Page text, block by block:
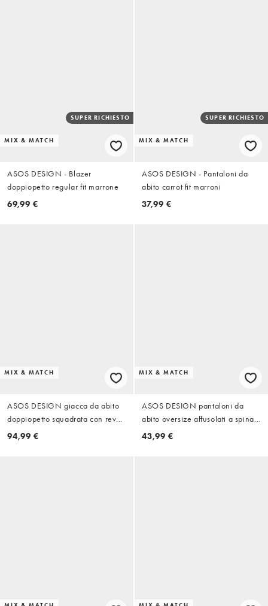
MIX & MATCH
SUPER RICHIESTO
ASOS DESIGN - Blazer
doppiopetto regular fit marrone
69,99 €
MIX & MATCH
SUPER RICHIESTO
ASOS DESIGN - Pantaloni da
abito carrot fit marroni
37,99 €
MIX & MATCH
ASOS DESIGN giacca da abito
doppiopetto squadrata con rever
sciallato e chiusura avvolgente
94,99 €
MIX & MATCH
ASOS DESIGN pantaloni da
abito oversize affusolati a spina
di pesce verdi
43,99 €